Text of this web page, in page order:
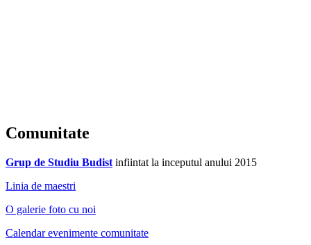
Comunitate
Grup de Studiu Budist infiintat la inceputul anului 2015
Linia de maestri
O galerie foto cu noi
Calendar evenimente comunitate